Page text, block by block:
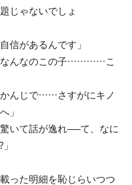
じゃないでしょ
信があるんです」
なんなのこの子…………こ
かんじで……さすがにキノ
」
いて話が逸れ──て、なに
った明細を恥じらいつつ